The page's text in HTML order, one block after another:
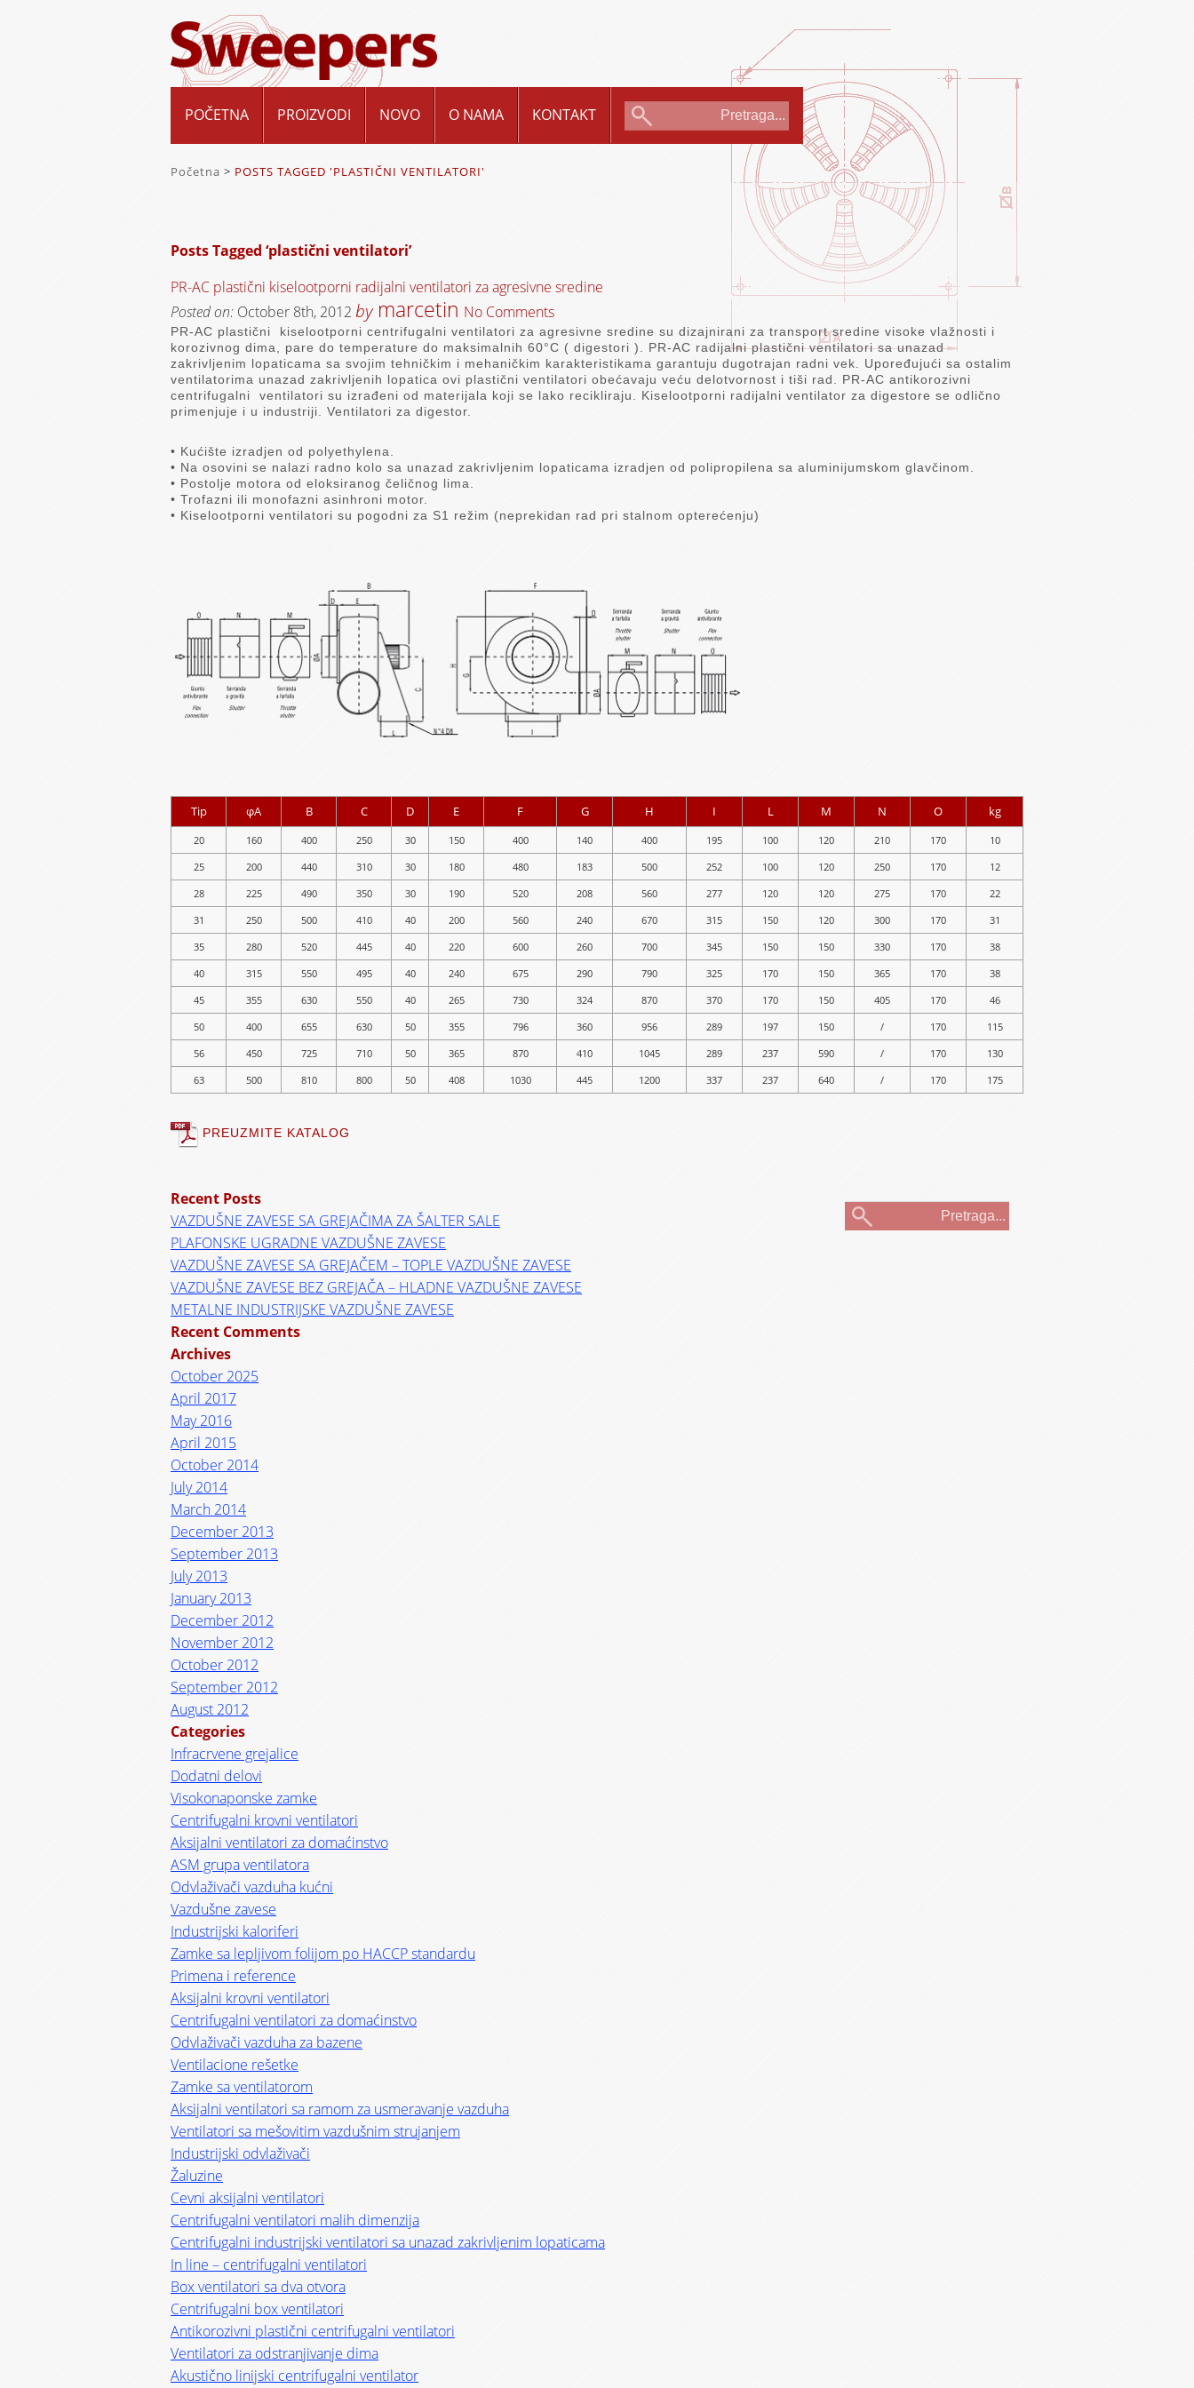
POČETNA PROIZVODI NOVO O NAMA KONTAKT
Početna > POSTS TAGGED 'PLASTIČNI VENTILATORI'
Posts Tagged ‘plastični ventilatori’
PR-AC plastični kiselootporni radijalni ventilatori za agresivne sredine
Posted on: October 8th, 2012 by marcetin No Comments
PR-AC plastični kiselootporni centrifugalni ventilatori za agresivne sredine su dizajnirani za transport sredine visoke vlažnosti i
korozivnog dima, pare do temperature do maksimalnih 60°C ( digestori ). PR-AC radijalni plastični ventilatori sa unazad
zakrivljenim lopaticama sa svojim tehničkim i mehaničkim karakteristikama garantuju dugotrajan radni vek. Upoređujući sa ostalim
ventilatorima unazad zakrivljenih lopatica ovi plastični ventilatori obećavaju veću delotvornost i tiši rad. PR-AC antikorozivni
centrifugalni ventilatori su izrađeni od materijala koji se lako recikliraju. Kiselootporni radijalni ventilator za digestore se odlično
primenjuje i u industriji. Ventilatori za digestor.
• Kućište izradjen od polyethylena.
• Na osovini se nalazi radno kolo sa unazad zakrivljenim lopaticama izradjen od polipropilena sa aluminijumskom glavčinom.
• Postolje motora od eloksiranog čeličnog lima.
• Trofazni ili monofazni asinhroni motor.
• Kiselootporni ventilatori su pogodni za S1 režim (neprekidan rad pri stalnom opterećenju)
Tip φA B C D E F G H I L M N O kg
20 160 400 250 30 150 400 140 400 195 100 120 210 170
10
25
200 440 310 30 180 480 183 500 252 100 120 250 170
12
28
225 490 350 30 190 520 208 560 277 120 120 275 170
22
31
250 500 410 40 200 560 240 670 315 150 120 300 170
31
35
280 520 445 40 220 600 260 700 345 150 150 330 170
38
40
315 550 495 40 240 675 290 790 325 170 150 365 170
38
45
355 630 550 40 265 730 324 870 370 170 150 405 170
46
50
400 655 630 50 355 796 360 956 289 197 150 / 170
115
56
450 725 710 50 365 870 410 1045 289 237 590 / 170
130
63
500 810 800 50 408 1030 445 1200 337 237 640 / 170 175
PREUZMITE KATALOG
Recent Posts
VAZDUŠNE ZAVESE SA GREJAČIMA ZA ŠALTER SALE
PLAFONSKE UGRADNE VAZDUŠNE ZAVESE
VAZDUŠNE ZAVESE SA GREJAČEM – TOPLE VAZDUŠNE ZAVESE
VAZDUŠNE ZAVESE BEZ GREJAČA – HLADNE VAZDUŠNE ZAVESE
METALNE INDUSTRIJSKE VAZDUŠNE ZAVESE
Recent Comments
Archives
October 2025
April 2017
May 2016
April 2015
October 2014
July 2014
March 2014
December 2013
September 2013
July 2013
January 2013
December 2012
November 2012
October 2012
September 2012
August 2012
Categories
Infracrvene grejalice
Dodatni delovi
Visokonaponske zamke
Centrifugalni krovni ventilatori
Aksijalni ventilatori za domaćinstvo
ASM grupa ventilatora
Odvlaživači vazduha kućni
Vazdušne zavese
Industrijski kaloriferi
Zamke sa lepljivom folijom po HACCP standardu
Primena i reference
Aksijalni krovni ventilatori
Centrifugalni ventilatori za domaćinstvo
Odvlaživači vazduha za bazene
Ventilacione rešetke
Zamke sa ventilatorom
Aksijalni ventilatori sa ramom za usmeravanje vazduha
Ventilatori sa mešovitim vazdušnim strujanjem
Industrijski odvlaživači
Žaluzine
Cevni aksijalni ventilatori
Centrifugalni ventilatori malih dimenzija
Centrifugalni industrijski ventilatori sa unazad zakrivljenim lopaticama
In line – centrifugalni ventilatori
Box ventilatori sa dva otvora
Centrifugalni box ventilatori
Antikorozivni plastični centrifugalni ventilatori
Ventilatori za odstranjivanje dima
Akustično linijski centrifugalni ventilator